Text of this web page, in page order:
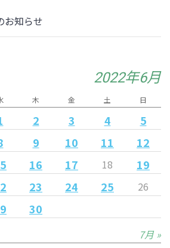
お知らせ
2022年6月
木 金 土 日
2 3 4
5
9 10 11 12
16 17 18 19
23 24 25 26
30
7月 »